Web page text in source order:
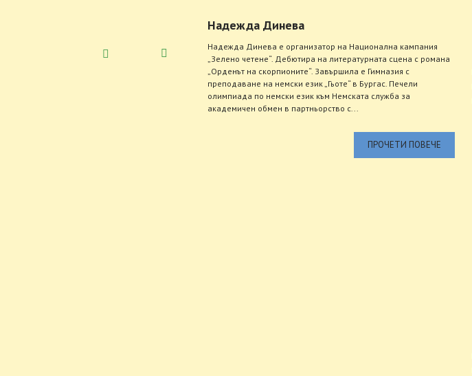
Надежда Динева
Надежда Динева е организатор на Национална кампания
„Зелено четене“. Дебютира на литературната сцена с романа
„Орденът на скорпионите“. Завършила е Гимназия с
преподаване на немски език „Гьоте“ в Бургас. Печели
олимпиада по немски език към Немската служба за
академичен обмен в партньорство с...
ПРОЧЕТИ ПОВЕЧЕ